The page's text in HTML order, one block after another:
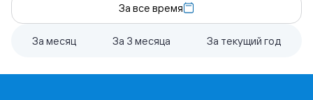
За месяц За 3 месяца За текущий год
За все время